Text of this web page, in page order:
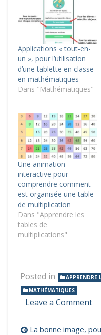
Applications « tout-en-
un », pour l’utilisation
d’une tablette en classe
en mathématiques
Dans "Mathématiques"
Une animation
interactive pour
comprendre comment
est organisée une table
de multiplication
Dans "Apprendre les
tables de
multiplications"
Posted in APPRENDRE
MATHÉMATIQUES
Leave a Commenton
La bonne image, pour réviser ses tables de multiplication, mais pas que !